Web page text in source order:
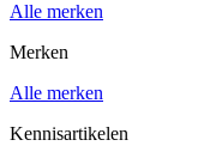
Alle merken
Merken
Alle merken
Kennisartikelen